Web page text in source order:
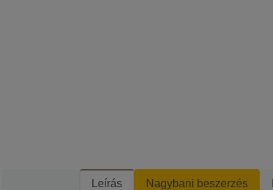
Leírás Nagybani beszerzés